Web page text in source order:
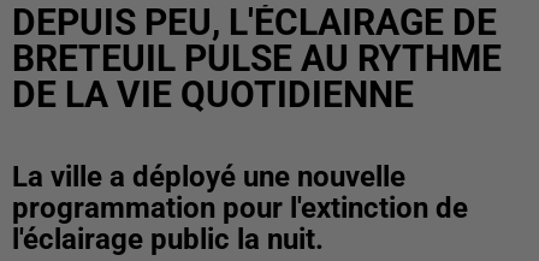
DEPUIS PEU, L'ÉCLAIRAGE DE
BRETEUIL PULSE AU RYTHME
DE LA VIE QUOTIDIENNE
La ville a déployé une nouvelle
programmation pour l'extinction de
l'éclairage public la nuit.